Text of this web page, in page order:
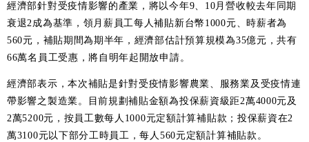
經濟部針對受疫情影響的產業，將以今年9、10月營收較去年同期
衰退2成為基準，領月薪員工每人補貼新台幣1000元、時薪者為
560元，補貼期間為期半年，經濟部估計預算規模為35億元，共有
66萬名員工受惠，將自明年起開放申請。
經濟部表示，本次補貼是針對受疫情影響農業、服務業及受疫情連
帶影響之製造業。目前規劃補貼金額為投保薪資級距2萬4000元及
2萬5200元，按員工數每人1000元定額計算補貼款；投保薪資在2
萬3100元以下部分工時員工，每人560元定額計算補貼款。